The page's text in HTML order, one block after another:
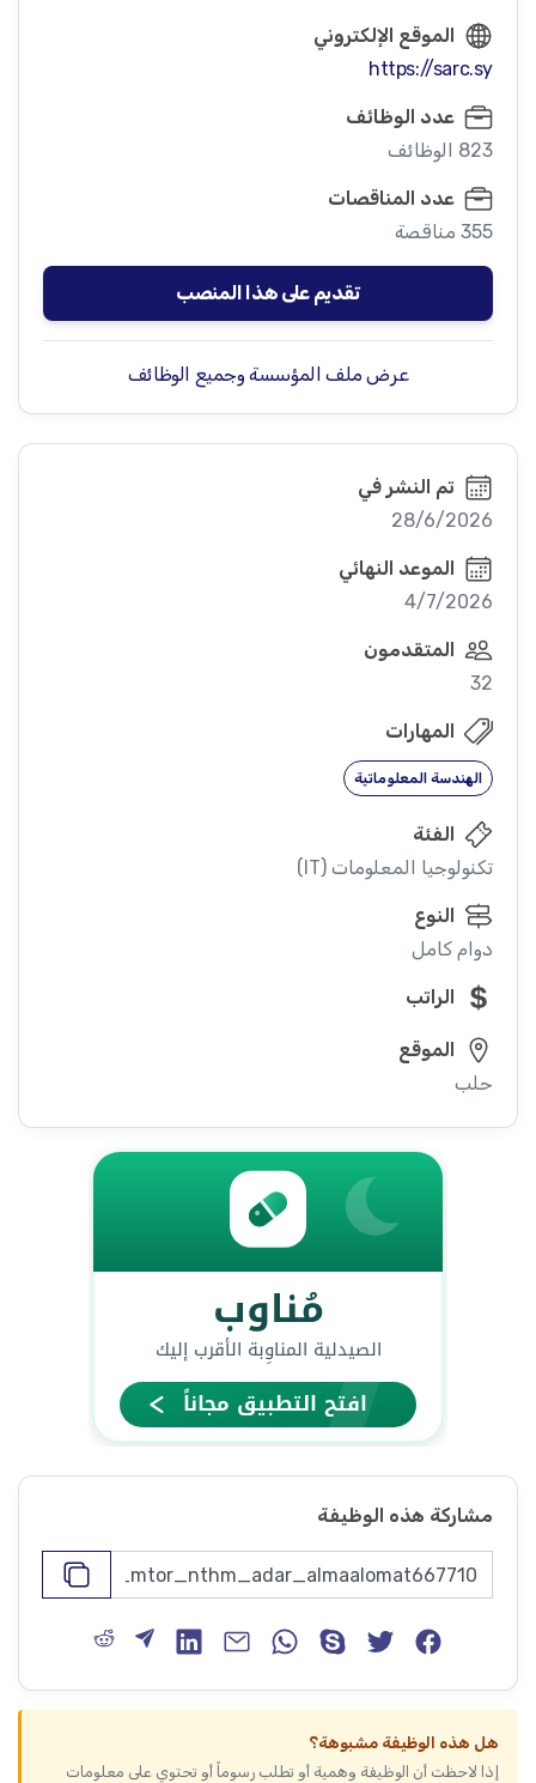
الموقع الإلكتروني
https://sarc.sy
عدد الوظائف
823 الوظائف
عدد المناقصات
355 مناقصة
تقديم على هذا المنصب
عرض ملف المؤسسة وجميع الوظائف
تم النشر في
28/6/2026
الموعد النهائي
4/7/2026
المتقدمون
32
المهارات
الهندسة المعلوماتية
الفئة
تكنولوجيا المعلومات (IT)
النوع
دوام كامل
الراتب
الموقع
حلب
مشاركة هذه الوظيفة
هل هذه الوظيفة مشبوهة؟
إذا لاحظت أن الوظيفة وهمية أو تطلب رسوماً أو تحتوي على معلومات